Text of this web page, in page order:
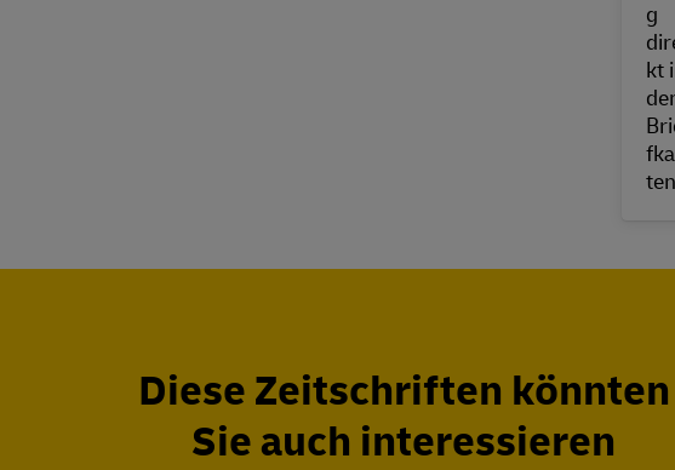
Diese Zeitschriften könnten
Sie auch interessieren